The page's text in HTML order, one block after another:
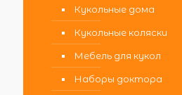
Кукольные дома
Кукольные коляски
Мебель для кукол
Наборы доктора